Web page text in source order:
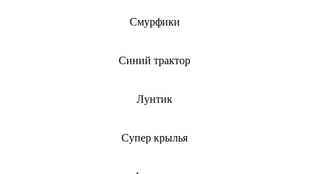
Смурфики
Синий трактор
Лунтик
Супер крылья